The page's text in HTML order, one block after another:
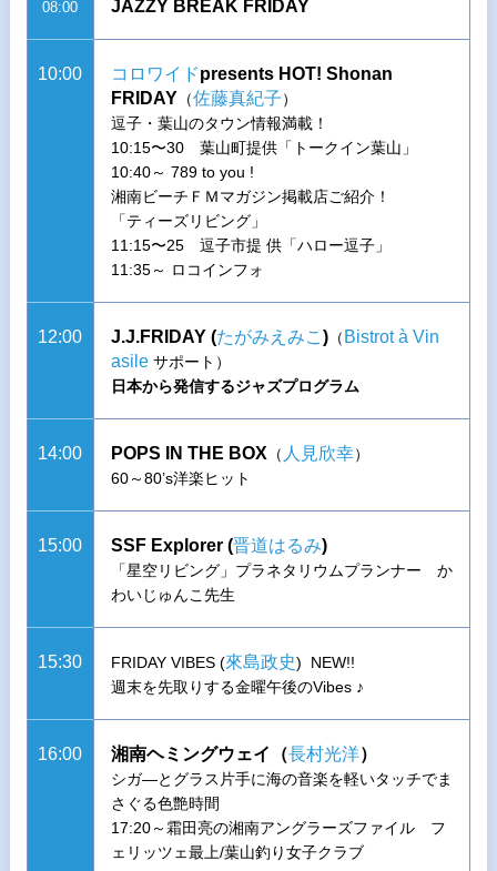
08:00 JAZZY BREAK FRIDAY
10:00 コロワイドpresents HOT! Shonan
FRIDAY （佐藤真紀子）
逗子・葉山のタウン情報満載！
10:15〜30 葉山町提供「トークイン葉山」
10:40～ 789 to you !
湘南ビーチＦＭマガジン掲載店ご紹介！
「ティーズリビング」
11:15〜25 逗子市提 供「ハロー逗子」
11:35～ ロコインフォ
12:00 J.J.FRIDAY (たがみえみこ )（ Bistrot à Vin
asileサポート）
日本から発信するジャズプログラム
14:00 POPS IN THE BOX （ 人見欣幸）
60～80’s洋楽ヒット
15:00 SSF Explorer (晋道はるみ)
「星空リビング」プラネタリウムプランナー か
わいじゅんこ先生
15:30 FRIDAY VIBES (來島政史) NEW!!
週末を先取りする金曜午後のVibes ♪
16:00 湘南ヘミングウェイ（長村光洋）
シガ―とグラス片手に海の音楽を軽いタッチでま
さぐる色艶時間
17:20～霜田亮の湘南アングラーズファイル フ
ェリッツェ最上/葉山釣り女子クラブ